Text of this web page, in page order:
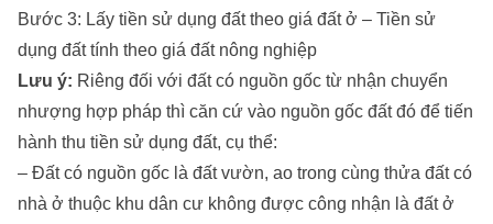
Bước 3: Lấy tiền sử dụng đất theo giá đất ở – Tiền sử
dụng đất tính theo giá đất nông nghiệp
Lưu ý: Riêng đối với đất có nguồn gốc từ nhận chuyển
nhượng hợp pháp thì căn cứ vào nguồn gốc đất đó để tiến
hành thu tiền sử dụng đất, cụ thể:
– Đất có nguồn gốc là đất vườn, ao trong cùng thửa đất có
nhà ở thuộc khu dân cư không được công nhận là đất ở